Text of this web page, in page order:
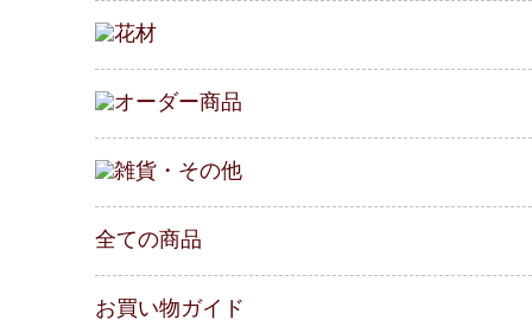
花材
オーダー商品
雑貨・その他
全ての商品
お買い物ガイド